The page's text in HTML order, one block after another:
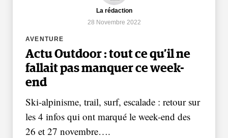
La rédaction
28 Novembre 2022
AVENTURE
Actu Outdoor : tout ce qu’il ne
fallait pas manquer ce week-
end
Ski-alpinisme, trail, surf, escalade : retour sur
les 4 infos qui ont marqué le week-end des
26 et 27 novembre….